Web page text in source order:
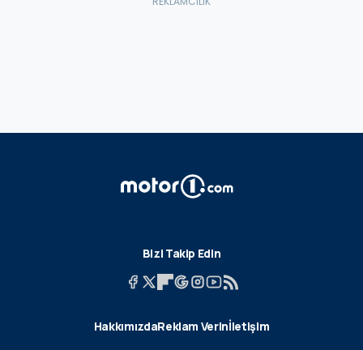
Bizi Takip Edin
HakkımızdaReklam Verinİletişim